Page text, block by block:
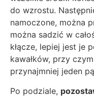
do wzrostu.
namoczone, można
można sadzić w
kłącze, lepiej jest je
kawałków, przy
przynajmniej jeden
Po podziale,